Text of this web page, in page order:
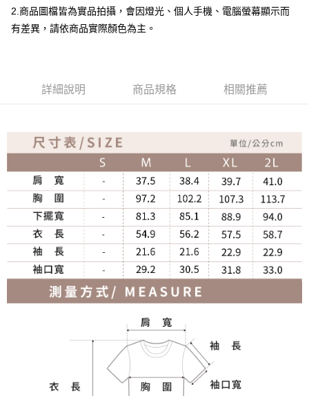
付款後全家取貨
免運費
免運費
2.商品圖檔皆為實品拍攝，會因燈光、個人手機、電腦螢幕顯示而
有差異，請依商品實際顏色為主。
詳細說明 商品規格 相關推薦